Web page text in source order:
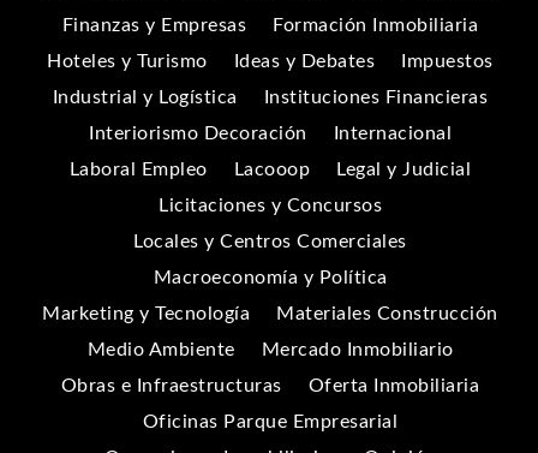
Finanzas y Empresas
Formación Inmobiliaria
Hoteles y Turismo
Ideas y Debates
Impuestos
Industrial y Logística
Instituciones Financieras
Interiorismo Decoración
Internacional
Laboral Empleo
Lacooop
Legal y Judicial
Licitaciones y Concursos
Locales y Centros Comerciales
Macroeconomía y Política
Marketing y Tecnología
Materiales Construcción
Medio Ambiente
Mercado Inmobiliario
Obras e Infraestructuras
Oferta Inmobiliaria
Oficinas Parque Empresarial